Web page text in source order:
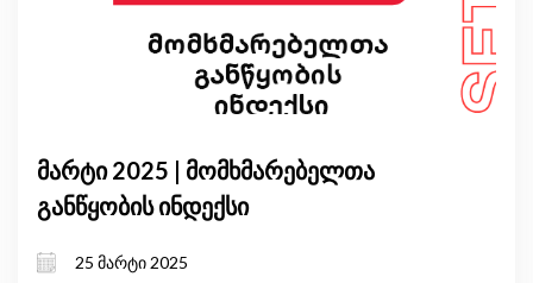
მარტი 2025 | მომხმარებელთა
განწყობის ინდექსი
25 მარტი 2025